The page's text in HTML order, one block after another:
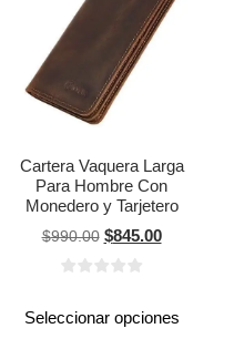
Cartera Vaquera Larga
Para Hombre Con
Monedero y Tarjetero
$990.00 $845.00
Seleccionar opciones